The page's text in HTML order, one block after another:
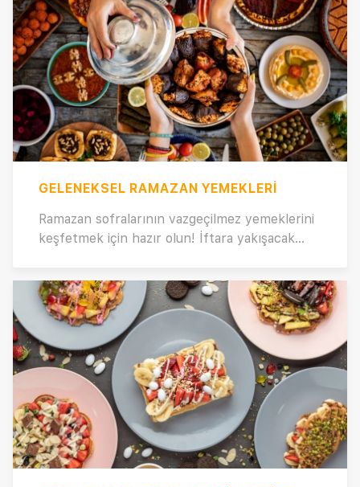
unutulmaz bir iftar deneyimi yaşatın.
Koleksiyonumuzda bulunan pratik tariflerle,
bugün iftara ne pişirsem sorusuna cevap
bulacaksınız. Her bir tarif, sofranızı
zenginleştirecek özel lezzetler sunuyor. İftar
sofralarınızı şenlendirmek ve sevdiklerinizle
birlikte güzel anılar biriktirmek için hemen
koleksiyonumuza göz atın! 😊🍽️
GELENEKSEL RAMAZAN YEMEKLERI
Ramazan sofralarının vazgeçilmez yemeklerini
keşfetmek için hazır olun! İftara yakışacak
ramazan yemekleri sizleri bekliyor. Ramazan
ayına özel menü önerilerimizle sofralarınıza
bereket katın. Ramazan ayınız şimdiden
mübarek olsun!